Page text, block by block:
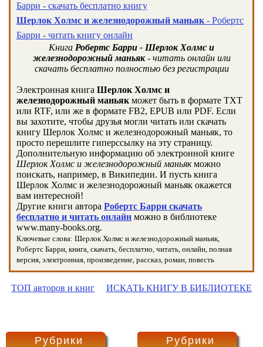
Барри - скачать бесплатно книгу
Шерлок Холмс и железнодорожный маньяк - Робертс
Барри - читать книгу онлайн
Книга Робертс Барри - Шерлок Холмс и
железнодорожный маньяк- читать онлайн или
скачать бесплатно полностью без регистрации
Электронная книга Шерлок Холмс и
железнодорожный маньяк может быть в формате TXT
или RTF, или же в формате FB2, EPUB или PDF. Если
вы захотите, чтобы друзья могли читать или скачать
книгу Шерлок Холмс и железнодорожный маньяк, то
просто перешлите гиперссылку на эту страницу.
Дополнительную информацию об электронной книге
Шерлок Холмс и железнодорожный маньякможно
поискать, например, в Википедии. И пусть книга
Шерлок Холмс и железнодорожный маньяк окажется
вам интересной!
Другие книги автора Робертс Барри скачать
бесплатно и читать онлайн можно в библиотеке
www.many-books.org.
Ключевые слова: Шерлок Холмс и железнодорожный маньяк,
Робертс Барри, книга, скачать, бесплатно, читать, онлайн, полная
версия, электронная, произведение, рассказ, роман, повесть
ТОП авторов и книг ИСКАТЬ КНИГУ В БИБЛИОТЕКЕ
Рубрики Рубрики